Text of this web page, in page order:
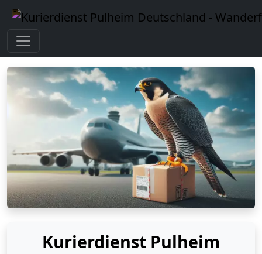
Kurierdienst Pulheim